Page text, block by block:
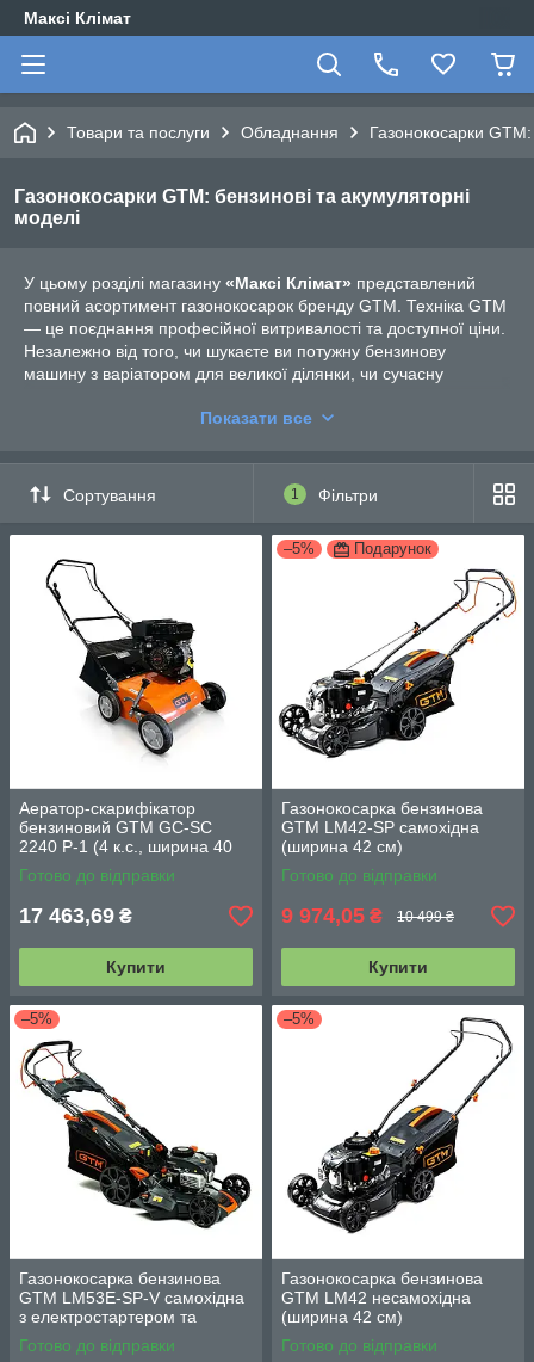
Максі Клімат
Товари та послуги Обладнання Газонокосарки
Газонокосарки GTM: бензинові та акумуляторні
моделі
У цьому розділі магазину «Максі Клімат» представлений
повний асортимент газонокосарок бренду GTM. Техніка GTM
— це поєднання професійної витривалості та доступної ціни.
Незалежно від того, чи шукаєте ви потужну бензинову
машину з варіатором для великої ділянки, чи сучасну
шуму — у нас є ідеальне рішення для вашого газону.
Показати все
Сортування 1 Фільтри
Аератор-скарифікатор
бензиновий GTM GC-SC
2240 P-1 (4 к.с., ширина 40
см)
Готово до відправки
17 463,69 ₴
Купити
–5% Подарунок
Газонокосарка бензинова
GTM LM42-SP самохідна
(ширина 42 см)
Готово до відправки
9 974,05 ₴ 10 499 ₴
Купити
–5%
Газонокосарка бензинова
GTM LM53E-SP-V самохідна
з електростартером та
варіатором
Готово до відправки
–5%
Газонокосарка бензинова
GTM LM42 несамохідна
(ширина 42 см)
Готово до відправки